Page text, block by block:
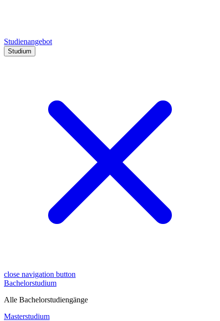
Studienangebot
Studium
close navigation button
Bachelorstudium
Alle Bachelorstudiengänge
Masterstudium